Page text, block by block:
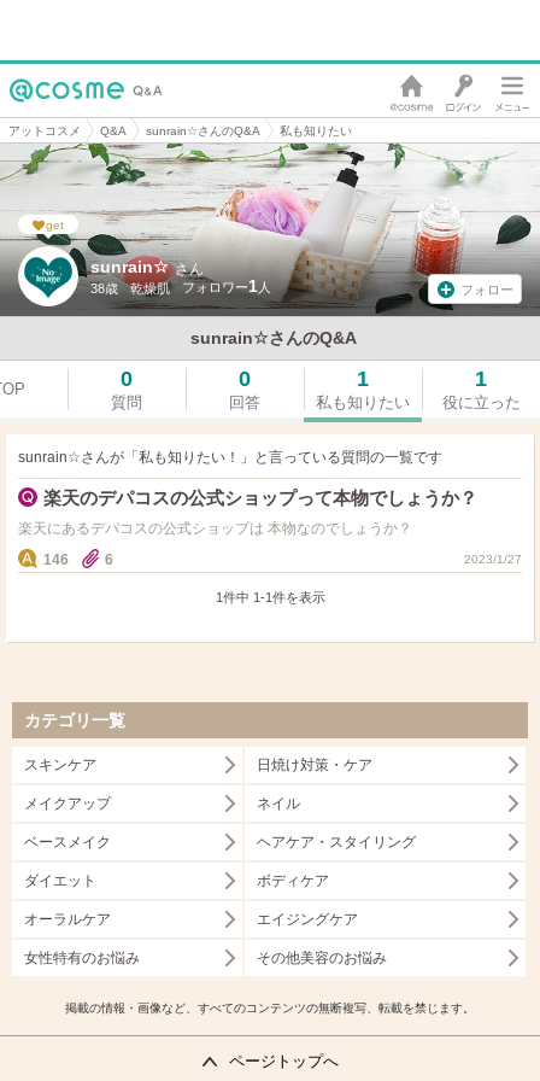
アットコスメ Q&A sunrain☆さんのQ&A 私も知りたい
sunrain☆ さん
38歳 乾燥肌 1 フォロー
sunrain☆さんのQ&A
get
0
質問
0
回答
1
私も知りたい
1
役に立った
sunrain☆さんが「私も知りたい！」と言っている質問の一覧です
楽天のデパコスの公式ショップって本物でしょうか？
楽天にあるデパコスの公式ショップは 本物なのでしょうか？
146
6 2023/1/27
1件中 1 -1 件を表示
カテゴリ一覧
スキンケア 日焼け対策・ケア
メイクアップ ネイル
ベースメイク ヘアケア・スタイリング
ダイエット ボディケア
オーラルケア エイジングケア
女性特有のお悩み その他美容のお悩み
掲載の情報・画像など、すべてのコンテンツの無断複写、転載を禁じます。
ページトップへ